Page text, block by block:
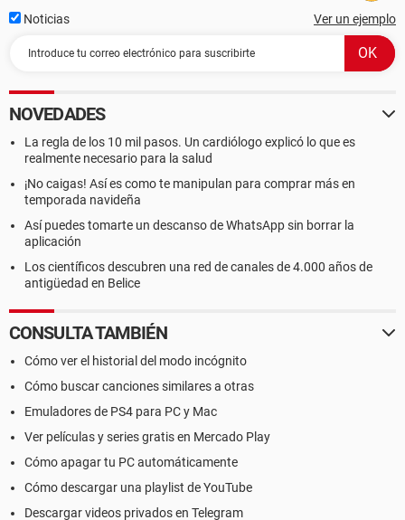
Noticias Ver un ejemplo
NOVEDADES
La regla de los 10 mil pasos. Un cardiólogo explicó lo que es
realmente necesario para la salud
¡No caigas! Así es como te manipulan para comprar más en
temporada navideña
Así puedes tomarte un descanso de WhatsApp sin borrar la
aplicación
Los científicos descubren una red de canales de 4.000 años de
antigüedad en Belice
CONSULTA TAMBIÉN
Cómo ver el historial del modo incógnito
Cómo buscar canciones similares a otras
Emuladores de PS4 para PC y Mac
Ver películas y series gratis en Mercado Play
Cómo apagar tu PC automáticamente
Cómo descargar una playlist de YouTube
Descargar videos privados en Telegram